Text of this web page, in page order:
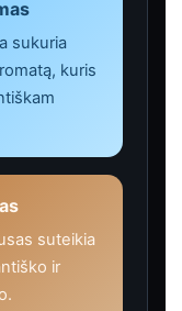
sukuria
kuris
suteikia
ir